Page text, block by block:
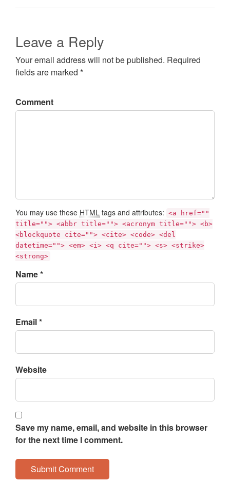
Leave a Reply
Your email address will not be published. Required
fields are marked *
Comment
You may use these HTML tags and attributes: <a href=""
title=""> <abbr title=""> <acronym title=""> <b>
<blockquote cite=""> <cite> <code> <del
datetime=""> <em> <i> <q cite=""> <s> <strike>
<strong>
Name *
Email *
Website
Save my name, email, and website in this browser
for the next time I comment.